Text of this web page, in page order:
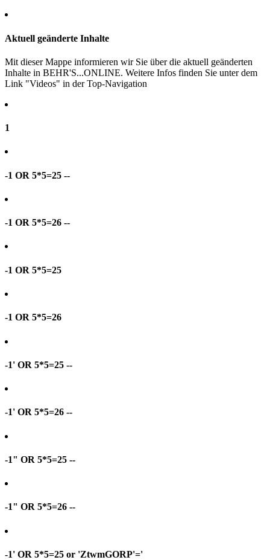
Aktuell geänderte Inhalte
Mit dieser Mappe informieren wir Sie über die aktuell geänderten
Inhalte in BEHR'S...ONLINE. Weitere Infos finden Sie unter dem
Link "Videos" in der Top-Navigation
1
-1 OR 5*5=25 --
-1 OR 5*5=26 --
-1 OR 5*5=25
-1 OR 5*5=26
-1' OR 5*5=25 --
-1' OR 5*5=26 --
-1" OR 5*5=25 --
-1" OR 5*5=26 --
-1' OR 5*5=25 or 'ZtwmGORP'='